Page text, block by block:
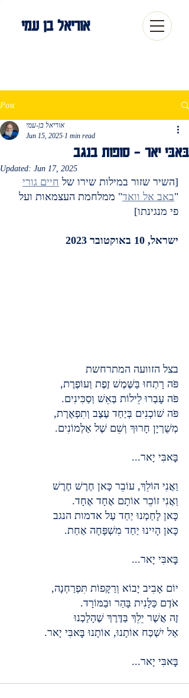
אוריאל בן עמי
Post
בָָּּאבִּי יָאר – סופות בנגב
אוריאל בן-עמי
Jun 15, 2025 1 min read
Updated: Jun 17, 2025
[השיר שזור במילות שירו של חיים גורי
"באב אל וואד" ממלחמת העצמאות ועל
פי מנגינתו]
ישראל, 10 באוקטובר 2023
בצל הזוועה המתרחשת
פֹּה רָתְחוּ בַּשֶּׁמֶשׁ זֶפֶת וְעוֹפֶרֶת,
פֹּה עָבְרוּ לֵילוֹת בְּאֵשׁ וְסַכִּינִים.
פֹּה שׁוֹכְנִים בְּיַחַד עֶצֶב וְתִפְאֶרֶת,
מְשֻׁרְיָן חָרוּךְ וְשֵׁם שֶׁל אַלְמוֹנִים.
בָָּּאבִּי יָאר...
וַאֲנִי הוֹלֵךְ, עוֹבֵר כָּאן חֶרֶשׁ חֶרֶשׁ
וַאֲנִי זוֹכֵר אוֹתָם אֶחָד אֶחָד.
כָּאן לָחַמְנוּ יַחַד עַל אדמות הנגב
כָּאן הָיִינוּ יַחַד מִשְׁפָּחָה אַחַת.
בָָּּאבִּי יָאר...
יוֹם אָבִיב יָבוֹא וְרַקָּפוֹת תִּפְרַחְנָה,
אֹדֶם כַּלָּנִית בָּהַר וּבַמּוֹרָד.
זֶה אֲשֶׁר יֵלֵךְ בַּדֶּרֶךְ שֶׁהָלַכְנוּ
אַל יִשְׁכַּח אוֹתָנוּ, אוֹתָנוּ בָָּּאבִּי יָאר.
בָָּּאבִּי יָאר...